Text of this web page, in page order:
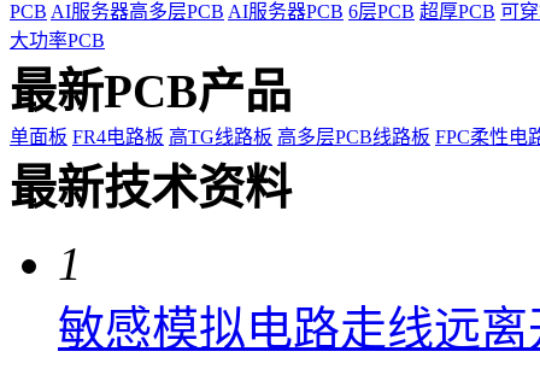
PCB AI服务器高多层PCB AI服务器PCB 6层PCB 超厚PCB 可
大功率PCB
最新PCB产品
单面板 FR4电路板 高TG线路板 高多层PCB线路板 FPC柔性电
最新技术资料
1
敏感模拟电路走线远